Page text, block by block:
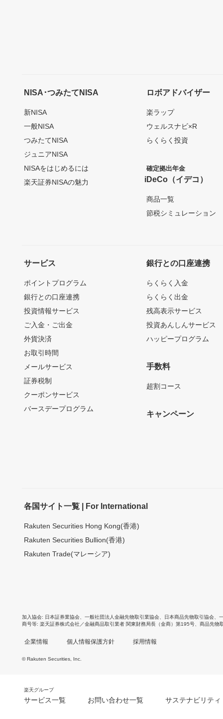
NISA･つみたてNISA
新NISA
一般NISA
つみたてNISA
ジュニアNISA
NISAをはじめるには
楽天証券NISAの魅力
ロボアドバイザー
楽ラップ
ウェルスナビ×R
らくらく投資
確定拠出年金
iDeCo（イデコ）
商品一覧
節税シミュレーション
サービス
ポイントプログラム
銀行との口座連携
投資情報サービス
ご入金・ご出金
外貨決済
お取引時間
メールサービス
証券税制
クーポンサービス
バースデープログラム
銀行との口座連携
らくらく入金
らくらく出金
残高表示サービス
投資あんしんサービス
ハッピープログラム
手数料
超割コース
キャンペーン
各国サイト一覧 | For International
Rakuten Securities Hong Kong(香港)
Rakuten Securities Bullion(香港)
Rakuten Trade(マレーシア)
加入協会 日本証券業協会 一般社団法人金融先物取引業協会 日本商品先物取引協会
商号等 楽天証券株式会社／金融商品取引業者 関東財務局長（金商）第195号、商品先物
企業情報 個人情報保護方針 採用情報
© Rakuten Securities, Inc.
楽天グループ
サービス一覧 お問い合わせ一覧 サステナビリティ